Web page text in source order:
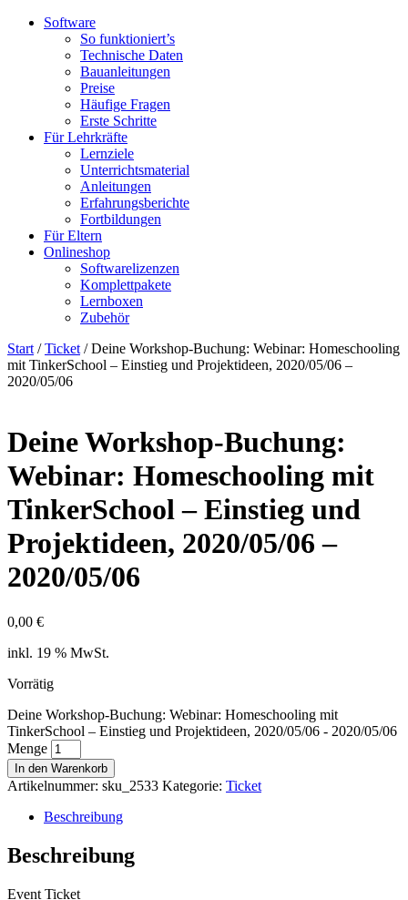
Software
So funktioniert’s
Technische Daten
Bauanleitungen
Preise
Häufige Fragen
Erste Schritte
Für Lehrkräfte
Lernziele
Unterrichtsmaterial
Anleitungen
Erfahrungsberichte
Fortbildungen
Für Eltern
Onlineshop
Softwarelizenzen
Komplettpakete
Lernboxen
Zubehör
Start /Ticket / Deine Workshop-Buchung: Webinar: Homeschooling
mit TinkerSchool – Einstieg und Projektideen, 2020/05/06 –
2020/05/06
Deine Workshop-Buchung:
Webinar: Homeschooling mit
TinkerSchool – Einstieg und
Projektideen, 2020/05/06 –
2020/05/06
0,00 €
inkl. 19 % MwSt.
Vorrätig
Deine Workshop-Buchung: Webinar: Homeschooling mit
TinkerSchool – Einstieg und Projektideen, 2020/05/06 - 2020/05/06
Menge
In den Warenkorb
Artikelnummer: sku_2533 Kategorie: Ticket
Beschreibung
Beschreibung
Event Ticket